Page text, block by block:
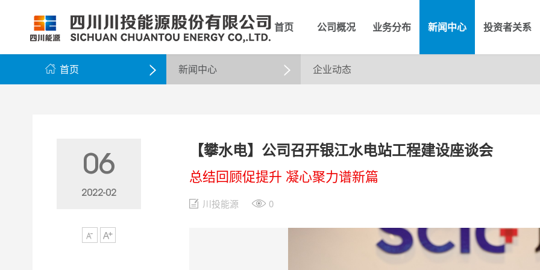
首页 公司概况 业务分布 新闻中心 投资者关系
公司简介 组织架构 领导团队 企业荣誉
公司新闻 企业动态 公示公告
公司资料 股票信息 最新公告 公司邮箱
党群工作 纪检监察
 首页  新闻中心  企业动态
06
2022-02
【攀水电】公司召开银江水电站工程建设座谈会
总结回顾促提升 凝心聚力谱新篇
川投能源 0